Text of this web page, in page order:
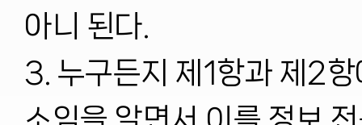
아니 된다.
3. 누구든지 제1항과 제2